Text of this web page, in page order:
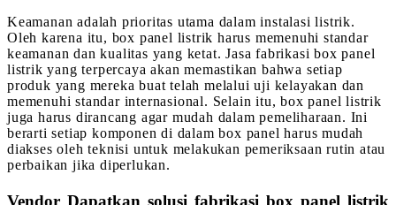
Keamanan adalah prioritas utama dalam instalasi listrik.
Oleh karena itu, box panel listrik harus memenuhi standar
keamanan dan kualitas yang ketat. Jasa fabrikasi box panel
listrik yang terpercaya akan memastikan bahwa setiap
produk yang mereka buat telah melalui uji kelayakan dan
memenuhi standar internasional. Selain itu, box panel listrik
juga harus dirancang agar mudah dalam pemeliharaan. Ini
berarti setiap komponen di dalam box panel harus mudah
diakses oleh teknisi untuk melakukan pemeriksaan rutin atau
perbaikan jika diperlukan.
Vendor Dapatkan solusi fabrikasi box panel listrik